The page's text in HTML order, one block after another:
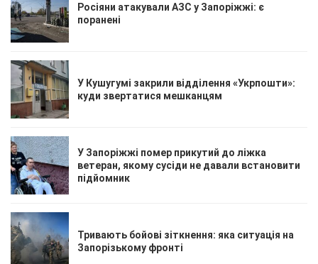
Росіяни атакували АЗС у Запоріжжі: є
поранені
У Кушугумі закрили відділення «Укрпошти»:
куди звертатися мешканцям
У Запоріжжі помер прикутий до ліжка
ветеран, якому сусіди не давали встановити
підйомник
Тривають бойові зіткнення: яка ситуація на
Запорізькому фронті